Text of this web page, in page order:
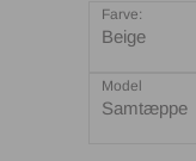
Farve:
Beige
Model
Samtæppe